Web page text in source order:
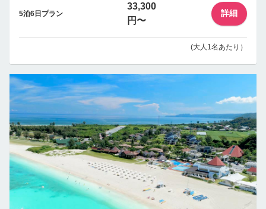
5泊6日プラン
33,300
円〜
詳細
(大人1名あたり）